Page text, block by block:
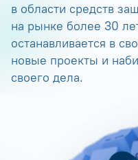
в области средств
на рынке более 30
останавливается в
новые проекты и
своего дела.